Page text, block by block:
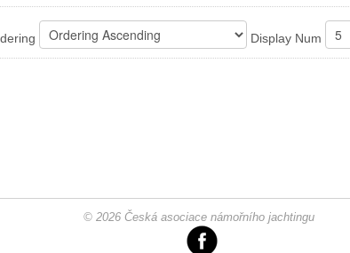
Display Num
© 2026 Česká asociace námořního jachtingu